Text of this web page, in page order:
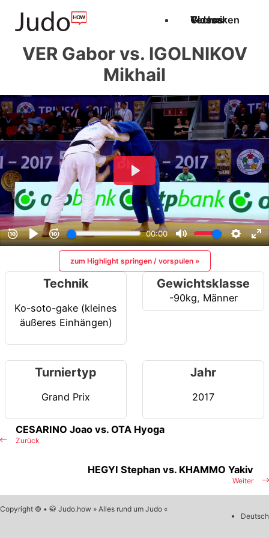
Techniken
Videos
Glossar
VER Gabor vs. IGOLNIKOV
Mikhail
zum Highlight springen / vorspulen »
Technik
Ko-soto-gake (kleines
äußeres Einhängen)
Gewichtsklasse
-90kg, Männer
Turniertyp
Grand Prix
Jahr
2017
Zurück
CESARINO Joao vs. OTA Hyoga
Weiter
HEGYI Stephan vs. KHAMMO Yakiv
Copyright © • 🥋 Judo.how » Alles rund um Judo «
Deutsch